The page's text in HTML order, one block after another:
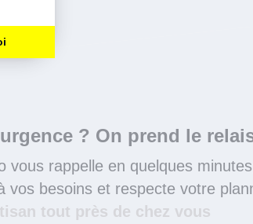
? On prend le
vous rappelle en quelques
vos besoins et respecte votre
tout près de chez vous